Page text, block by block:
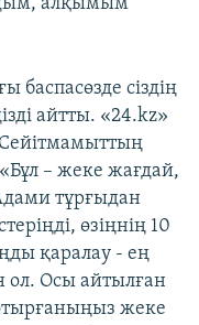
алқымым
баспасөзде сіздің
айтты. «24.kz»
– жеке жағдай,
тұрғыдан
өзіңнің 10
қаралау - ең
ол. Осы айтылған
отырғаныңыз жеке